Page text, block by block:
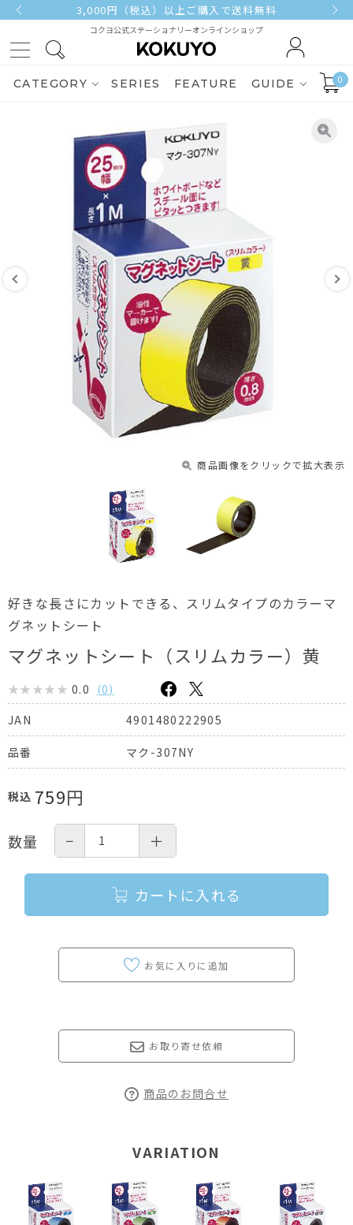
3,000円（税込）以上ご購入で送料無料
コクヨ公式ステーショナリーオンラインショップ
CATEGORY SERIES FEATURE GUIDE 0
商品画像をクリックで拡大表示
好きな長さにカットできる、スリムタイプのカラーマ
グネットシート
マグネットシート（スリムカラー）黄
0.0 (0)
JAN
4901480222905
品番 マク-307NY
税込 759円
数量 − ＋
カートに入れる
お取り寄せ依頼
商品のお問合せ
VARIATION